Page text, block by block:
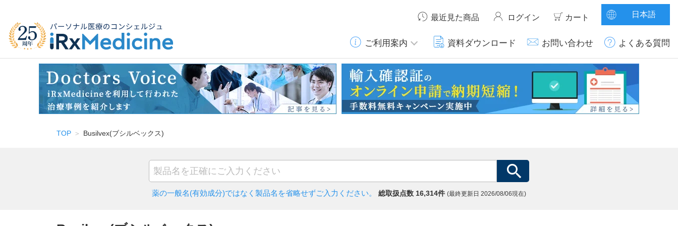
最近見た商品 ログイン カート 日本語
ご利用案内 資料ダウンロード お問い合わせ よくある質問
TOP Busilvex(ブシルベックス)
薬の一般名(有効成分)ではなく 製品名を省略せずご入力ください。 総取扱点数 16,314件 (最終更新日 2026/08/06現在)